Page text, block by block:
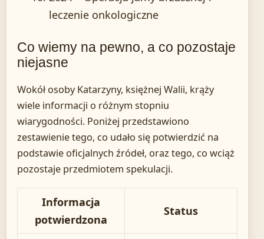
leczenie onkologiczne
Co wiemy na pewno, a co pozostaje
niejasne
Wokół osoby Katarzyny, księżnej Walii, krąży
wiele informacji o różnym stopniu
wiarygodności. Poniżej przedstawiono
zestawienie tego, co udało się potwierdzić na
podstawie oficjalnych źródeł, oraz tego, co wciąż
pozostaje przedmiotem spekulacji.
Informacja
potwierdzona
Status